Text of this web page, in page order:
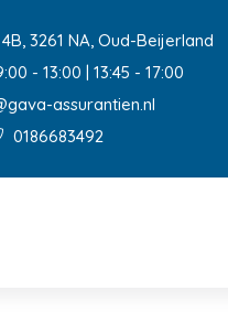
3261 NA, Oud-Beijerland
- 13:00 | 13:45 - 17:00
assurantien.nl
0186683492